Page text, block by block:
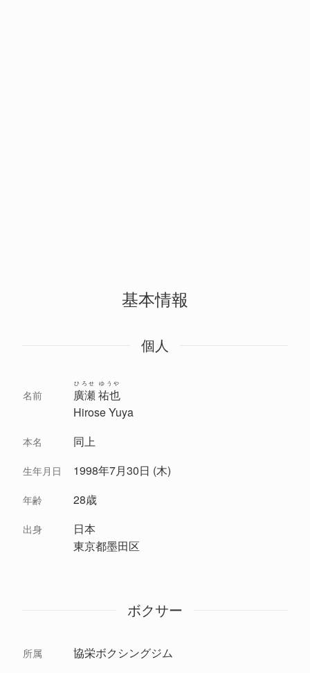
基本情報
個人
名前 廣瀬 祐也
ひろせ ゆうや
Hirose Yuya
本名 同上
生年月日 1998年7月30日 (木)
年齢 28歳
出身
日本
東京都墨田区
ボクサー
所属 協栄ボクシングジム